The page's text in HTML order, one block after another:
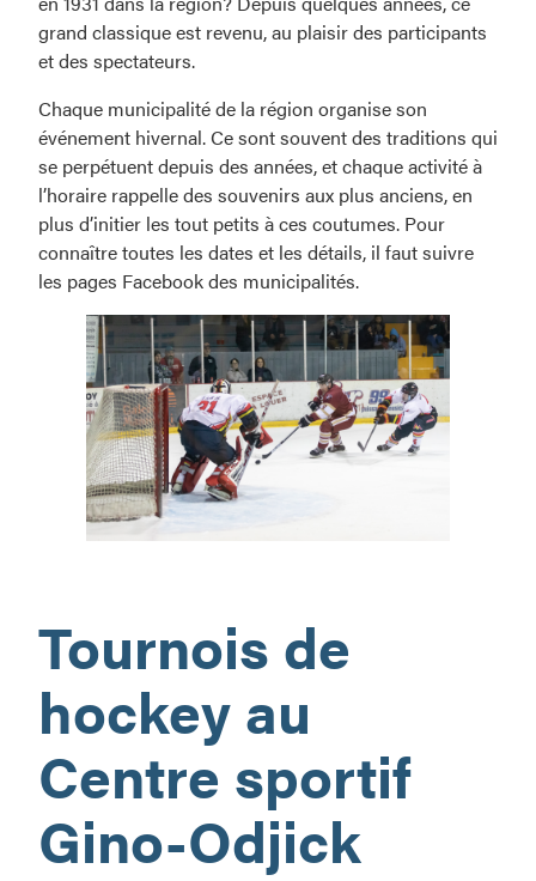
grand classique est revenu, au plaisir des participants
et des spectateurs.
Chaque municipalité de la région organise son
événement hivernal. Ce sont souvent des traditions qui
se perpétuent depuis des années, et chaque activité à
l’horaire rappelle des souvenirs aux plus anciens, en
plus d’initier les tout petits à ces coutumes. Pour
connaître toutes les dates et les détails, il faut suivre
les pages Facebook des municipalités.
Tournois de
hockey au
Centre sportif
Gino-Odjick